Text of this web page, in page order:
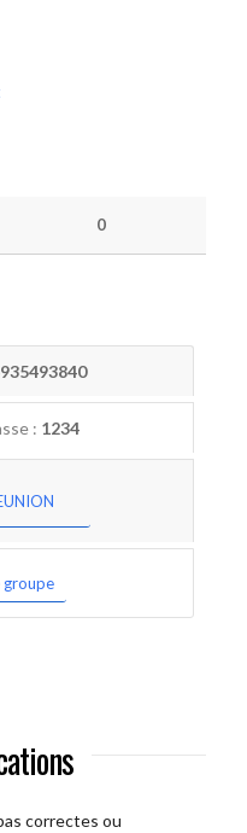
0
: 1234
groupe
correctes ou